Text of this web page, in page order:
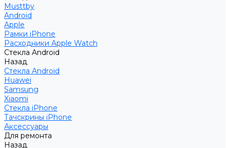
Musttby
Android
Apple
Рамки iPhone
Расходники Apple Watch
Стекла Android
Назад
Стекла Android
Huawei
Samsung
Xiaomi
Стекла iPhone
Тачскрины iPhone
Аксессуары
Для ремонта
Назад